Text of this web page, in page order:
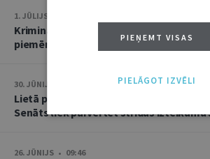
1. JŪLIJS • 17:38
Kriminālsoda un medicīniska rakstura
piemērošana savstarpēji viens otru
30. JŪNIJS • 14:58
Lietā par namu pārvaldnieces goda un
Senāts liek pārvērtēt strīdus izteikumu
26. JŪNIJS • 09:46
PIEŅEMT VISAS
PIELĀGOT IZVĒLI